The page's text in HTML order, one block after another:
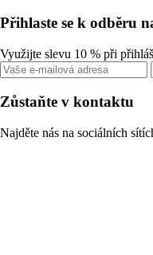
Přihlaste se k odběru
Využijte slevu 10 % při
Zůstaňte v kontaktu
Najděte nás na sociálních